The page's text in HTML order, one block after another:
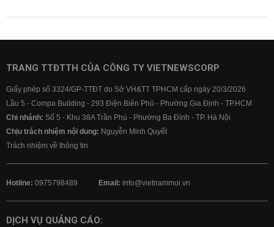
TRANG TTĐTTH CỦA CÔNG TY VIETNEWSCORP
Giấy phép số 3324/GP-TTĐT do Sở VH&TT TPHCM cấp ngày 20/3/2026
Lầu 5 - Compa Building - 293 Điện Biên Phủ - Phường Gia Định - TP.HCM
Chi nhánh: Số 5 - Khu 38A Trần Phú - Phường Ba Đình - TP. Hà Nội
Chịu trách nhiệm nội dung: Nguyễn Minh Quyết
Trách nhiệm về thông tin
Hotline: 0975798489 Email: info@vietnammoi.vn
DỊCH VỤ QUẢNG CÁO: